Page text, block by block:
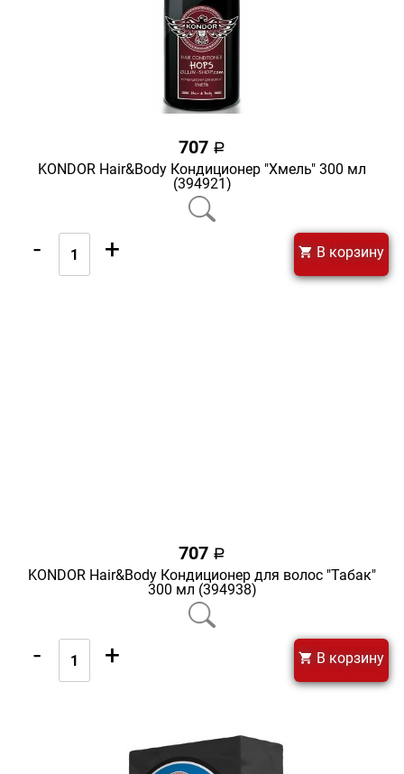
707 a
KONDOR Hair&Body Кондиционер "Хмель" 300 мл
(394921)
- + В корзину
707 a
KONDOR Hair&Body Кондиционер для волос "Табак"
300 мл (394938)
- + В корзину